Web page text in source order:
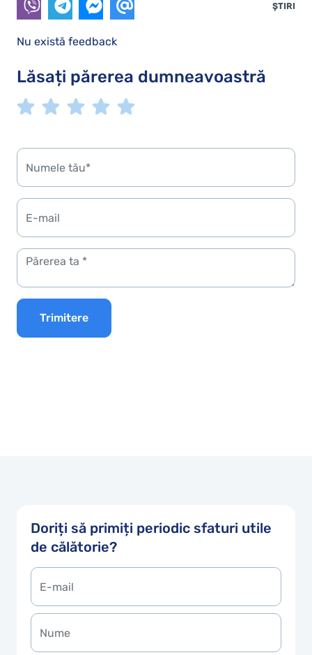
ȘTIRI
Nu există feedback
Lăsați părerea dumneavoastră
Trimitere
Doriți să primiți periodic sfaturi utile
de călătorie?